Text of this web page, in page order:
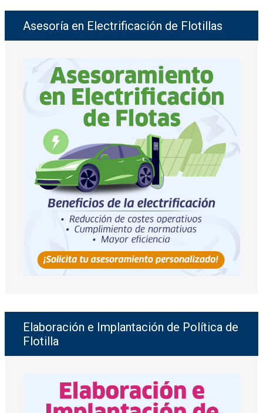
Asesoría en Electrificación de Flotillas
Elaboración e Implantación de Política de
Flotilla